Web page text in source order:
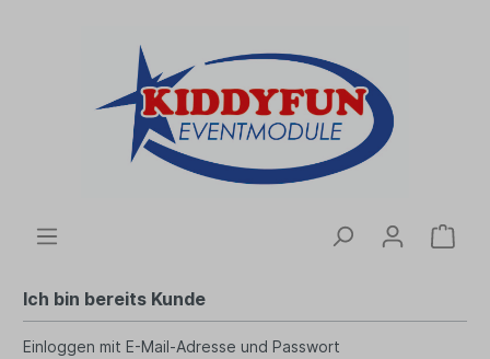
Ich bin bereits Kunde
Einloggen mit E-Mail-Adresse und Passwort